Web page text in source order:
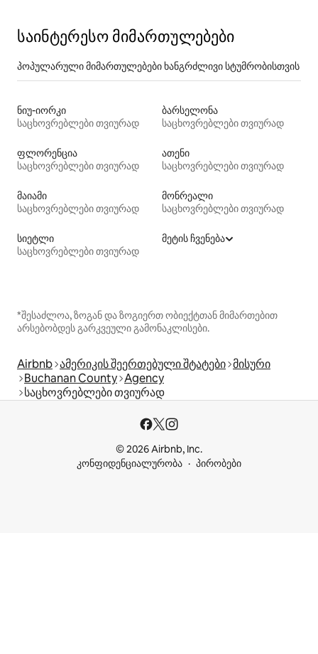
საინტერესო მიმართულებები
პოპულარული მიმართულებები ხანგრძლივი სტუმრობისთვის
ნიუ-იორკი
საცხოვრებლები თვიურად
ბარსელონა
საცხოვრებლები თვიურად
ფლორენცია
საცხოვრებლები თვიურად
ათენი
საცხოვრებლები თვიურად
მაიამი
საცხოვრებლები თვიურად
მონრეალი
საცხოვრებლები თვიურად
სიეტლი
საცხოვრებლები თვიურად
მეტის ჩვენება
*შესაძლოა, ზოგან და ზოგიერთ ობიექტთან მიმართებით
არსებობდეს გარკვეული გამონაკლისები.
Airbnb ამერიკის შეერთებული შტატები მისური
Buchanan County Agency
საცხოვრებლები თვიურად
© 2026 Airbnb, Inc.
კონფიდენციალურობა
პირობები